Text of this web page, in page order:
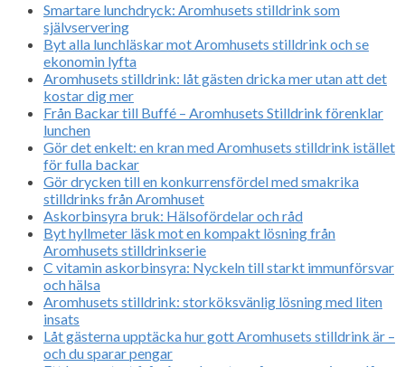
Smartare lunchdryck: Aromhusets stilldrink som
självservering
Byt alla lunchläskar mot Aromhusets stilldrink och se
ekonomin lyfta
Aromhusets stilldrink: låt gästen dricka mer utan att det
kostar dig mer
Från Backar till Buffé – Aromhusets Stilldrink förenklar
lunchen
Gör det enkelt: en kran med Aromhusets stilldrink istället
för fulla backar
Gör drycken till en konkurrensfördel med smakrika
stilldrinks från Aromhuset
Askorbinsyra bruk: Hälsofördelar och råd
Byt hyllmeter läsk mot en kompakt lösning från
Aromhusets stilldrinkserie
C vitamin askorbinsyra: Nyckeln till starkt immunförsvar
och hälsa
Aromhusets stilldrink: storköksvänlig lösning med liten
insats
Låt gästerna upptäcka hur gott Aromhusets stilldrink är –
och du sparar pengar